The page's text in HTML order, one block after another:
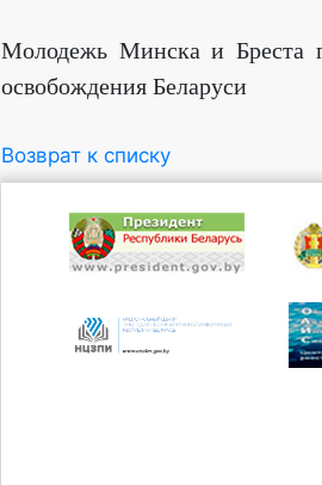
Молодежь Минска и Бреста
освобождения Беларуси
Возврат к списку